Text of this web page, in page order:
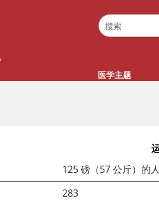
医学主题
125 磅（57 公斤）的人
283